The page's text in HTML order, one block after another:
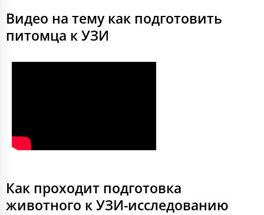
Видео на тему как подготовить
питомца к УЗИ
Как проходит подготовка
животного к УЗИ-исследованию